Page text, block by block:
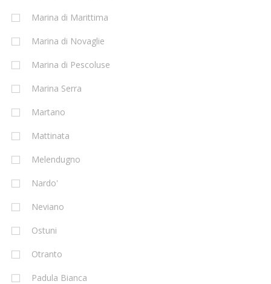
Marina di Marittima
Marina di Novaglie
Marina di Pescoluse
Marina Serra
Martano
Mattinata
Melendugno
Nardo'
Neviano
Ostuni
Otranto
Padula Bianca